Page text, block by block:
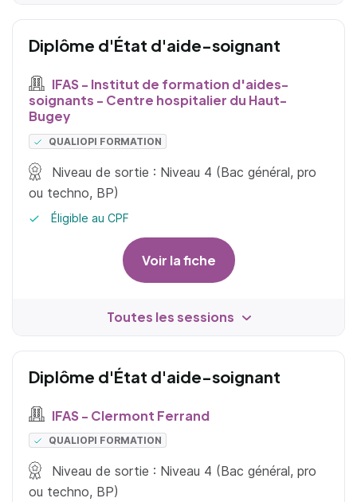
Diplôme d'État d'aide-soignant
IFAS - Institut de formation d'aides-
soignants - Centre hospitalier du Haut-
Bugey
QUALIOPI FORMATION
Niveau de sortie : Niveau 4 (Bac général, pro
ou techno, BP)
Éligible au CPF
Voir la fiche
Toutes les sessions
Diplôme d'État d'aide-soignant
IFAS - Clermont Ferrand
QUALIOPI FORMATION
Niveau de sortie : Niveau 4 (Bac général, pro
ou techno, BP)